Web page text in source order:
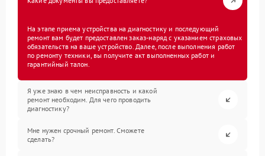
На этапе приема устройства на диагностику и последующий
ремонт вам будет предоставлен заказ-наряд с указанием страховых
обязательств на ваше устройство. Далее, после выполнения работ
по ремонту техники, вы получите акт выполненных работ и
гарантийный талон.
Я уже знаю в чем неисправность и какой
ремонт необходим. Для чего проводить
диагностику?
Мне нужен срочный ремонт. Сможете
сделать?